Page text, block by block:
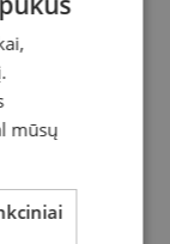
iki 7 asmenų.
metų
atvykti
45 min. iki 1,5
mūsų